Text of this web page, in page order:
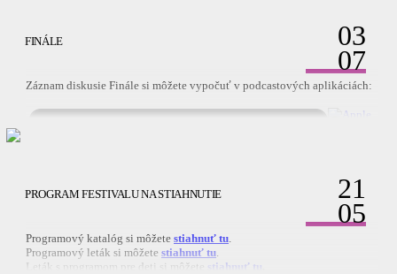
03
07
FINÁLE
Záznam diskusie Finále si môžete vypočuť v podcastových aplikáciách:
21
05
PROGRAM FESTIVALU NA STIAHNUTIE
Programový katalóg si môžete stiahnuť tu
Programový leták si môžete stiahnuť tu
Leták s programom pre deti si môžete
stiahnuť tu